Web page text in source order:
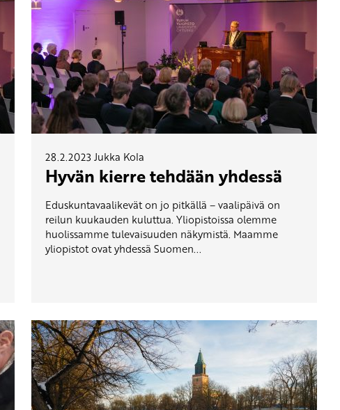
28.2.2023 Jukka Kola
Hyvän kierre tehdään yhdessä
Eduskuntavaalikevät on jo pitkällä – vaalipäivä on
reilun kuukauden kuluttua. Yliopistoissa olemme
huolissamme tulevaisuuden näkymistä. Maamme
yliopistot ovat yhdessä Suomen...